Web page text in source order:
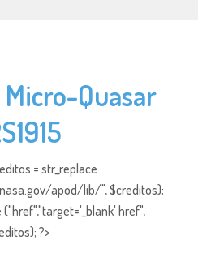
Quasar
= str_replace
apod/lib/", $creditos);
href",
?>